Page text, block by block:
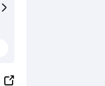

